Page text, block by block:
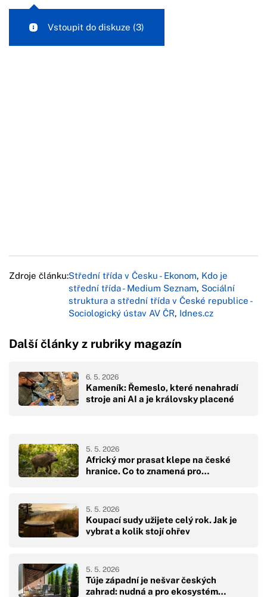
Vstoupit do diskuze (3)
Zdroje článku:Střední třída v Česku - Ekonom, Kdo je
střední třída - Medium Seznam, Sociální
struktura a střední třída v České republice -
Sociologický ústav AV ČR, Idnes.cz
Další články z rubriky magazín
Kameník: Řemeslo, které nenahradí
stroje ani AI a je královsky placené
6. 5. 2026
Africký mor prasat klepe na české
hranice. Co to znamená pro…
5. 5. 2026
Koupací sudy užijete celý rok. Jak je
vybrat a kolik stojí ohřev
5. 5. 2026
Túje západní je nešvar českých
zahrad: nudná a pro ekosystém…
5. 5. 2026